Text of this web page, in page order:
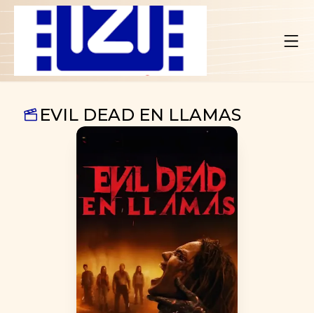
EVIL DEAD EN LLAMAS